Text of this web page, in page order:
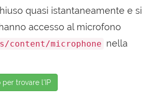
quasi istantaneamente e si
accesso al microfono
content/microphone nella
per trovare l'IP